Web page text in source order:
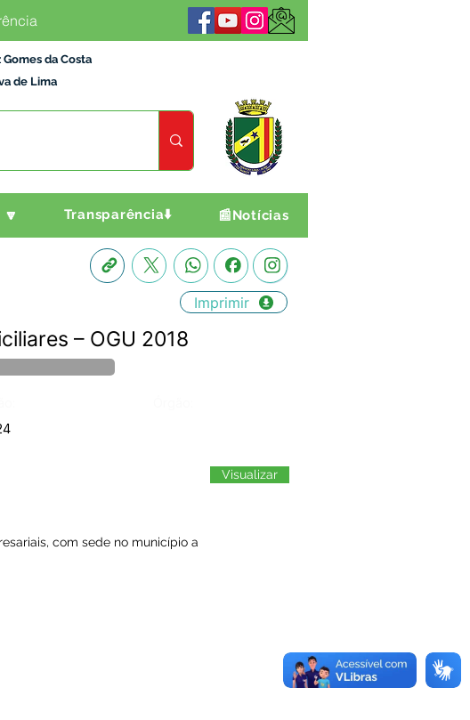
Gomes da Costa
de Lima
Transparência⬇️ 📰Notícias
Imprimir
– OGU 2018
com sede no município a
Visualizar